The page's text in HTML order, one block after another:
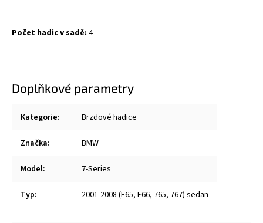
Počet hadic v sadě: 4
Doplňkové parametry
Kategorie: Brzdové hadice
Značka: BMW
Model: 7-Series
Typ: 2001-2008 (E65, E66, 765, 767) sedan